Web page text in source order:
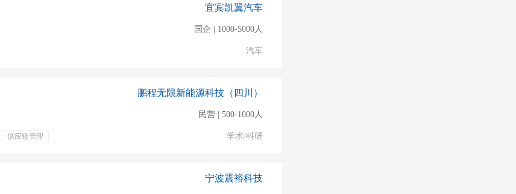
宜宾凯翼汽车
国企 | 1000-5000人
汽车
供应链管理
鹏程无限新能源科技（四川）
民营 | 500-1000人
学术/科研
宁波震裕科技